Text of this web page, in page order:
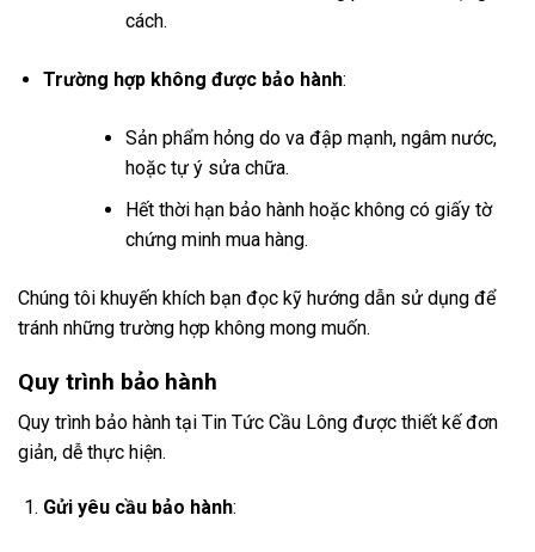
cách.
Trường hợp không được bảo hành:
Sản phẩm hỏng do va đập mạnh, ngâm nước,
hoặc tự ý sửa chữa.
Hết thời hạn bảo hành hoặc không có giấy tờ
chứng minh mua hàng.
Chúng tôi khuyến khích bạn đọc kỹ hướng dẫn sử dụng để
tránh những trường hợp không mong muốn.
Quy trình bảo hành
Quy trình bảo hành tại Tin Tức Cầu Lông được thiết kế đơn
giản, dễ thực hiện.
Gửi yêu cầu bảo hành: